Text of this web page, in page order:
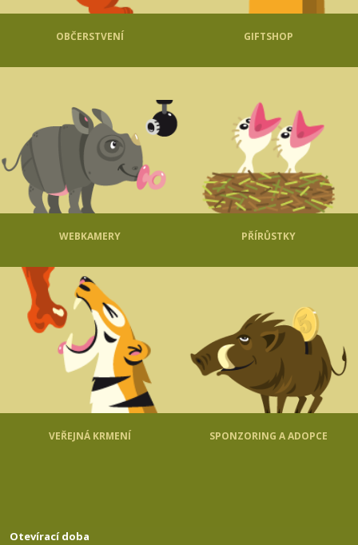
OBČERSTVENÍ GIFTSHOP
WEBKAMERY PŘÍRŮSTKY
VEŘEJNÁ KRMENÍ SPONZORING A ADOPCE
Otevírací doba